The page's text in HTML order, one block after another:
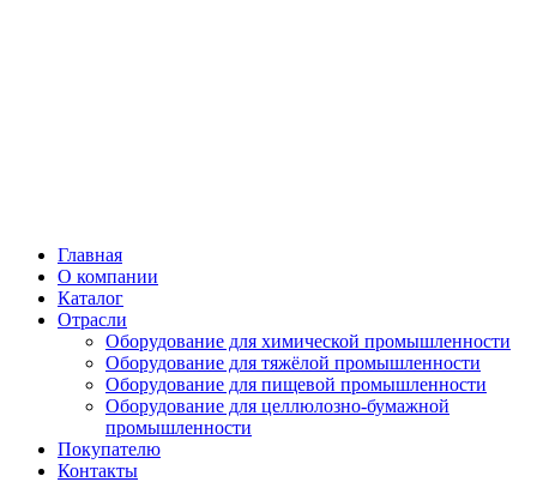
Главная
О компании
Каталог
Отрасли
Оборудование для химической промышленности
Оборудование для тяжёлой промышленности
Оборудование для пищевой промышленности
Оборудование для целлюлозно-бумажной
промышленности
Покупателю
Контакты